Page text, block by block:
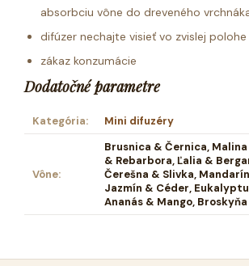
absorbciu vône do dreveného
difúzer nechajte visieť vo zvislej polohe
zákaz konzumácie
Dodatočné parametre
Kategória: Mini difuzéry
Vône:
Brusnica & Černica,
& Rebarbora, Ľalia &
Čerešna & Slivka,
Jazmín & Céder,
Ananás & Mango, Broskyňa